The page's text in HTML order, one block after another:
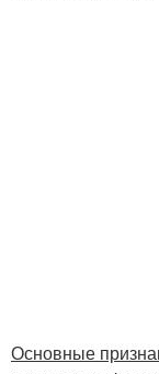
Основные